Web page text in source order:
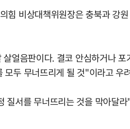
힘 비상대책위원장은 충북과 강
얼음판이다. 결코 안심하거나
두 무너뜨리게 될 것"이라고 우
질서를 무너뜨리는 것을 막아달